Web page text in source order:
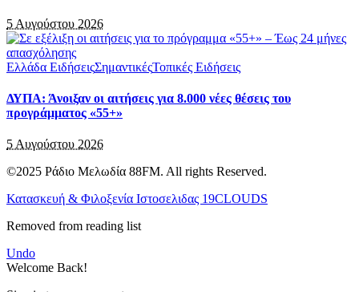
5 Αυγούστου 2026
Ελλάδα ΕιδήσειςΣημαντικέςΤοπικές Ειδήσεις
ΔΥΠΑ: Άνοιξαν οι αιτήσεις για 8.000 νέες θέσεις του
προγράμματος «55+»
5 Αυγούστου 2026
©2025 Ράδιο Μελωδία 88FM. All rights Reserved.
Κατασκευή & Φιλοξενία Ιστοσελιδας 19CLOUDS
Removed from reading list
Undo
Welcome Back!